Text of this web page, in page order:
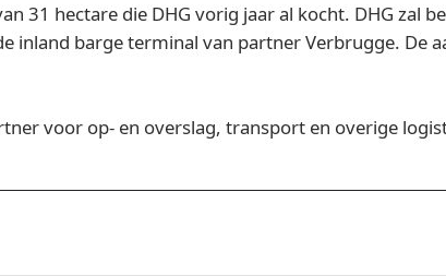
31 hectare die DHG vorig jaar al kocht. DHG zal
inland barge terminal van partner Verbrugge. De
voor op- en overslag, transport en overige